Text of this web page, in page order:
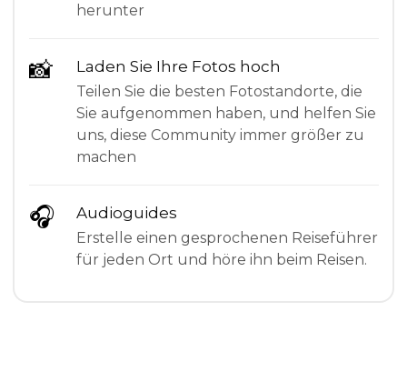
herunter
📸 Laden Sie Ihre Fotos hoch
Teilen Sie die besten Fotostandorte, die
Sie aufgenommen haben, und helfen Sie
uns, diese Community immer größer zu
machen
🎧 Audioguides
Erstelle einen gesprochenen Reiseführer
für jeden Ort und höre ihn beim Reisen.